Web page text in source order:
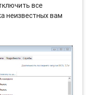
все
неизвестных вам